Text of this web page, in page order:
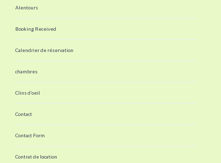
Alentours
Booking Received
Calendrier de réservation
chambres
Clins d’oeil
Contact
Contact Form
Contrat de location